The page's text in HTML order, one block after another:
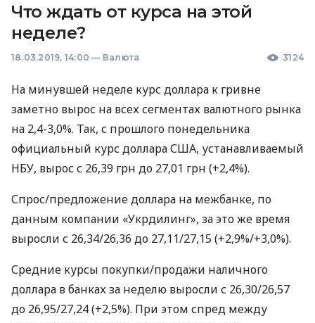
Что ждать от курса на этой
неделе?
18.03.2019, 14:00 — Валюта 3124
На минувшей неделе курс доллара к гривне
заметно вырос на всех сегментах валютного рынка
на 2,4-3,0%. Так, с прошлого понедельника
официальный курс доллараСША, устанавливаемый
НБУ, вырос с 26,39 грн до 27,01 грн (+2,4%).
Спрос/предложение доллара на межбанке, по
данным компании «Укрдилинг», за это же время
выросли с 26,34/26,36 до 27,11/27,15 (+2,9%/+3,0%).
Средние курсы покупки/продажи наличного
доллара в банках за неделю выросли с 26,30/26,57
до 26,95/27,24 (+2,5%). При этом спред между